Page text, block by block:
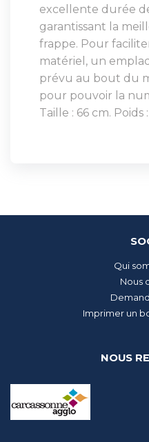
excellente durée
garantissant la
frappe. Pour
matériel, un
prévu au bout du
pour pouvoir la
Taille : 66 cm. Poids
Qui
Nous
Imprimer un
NOUS